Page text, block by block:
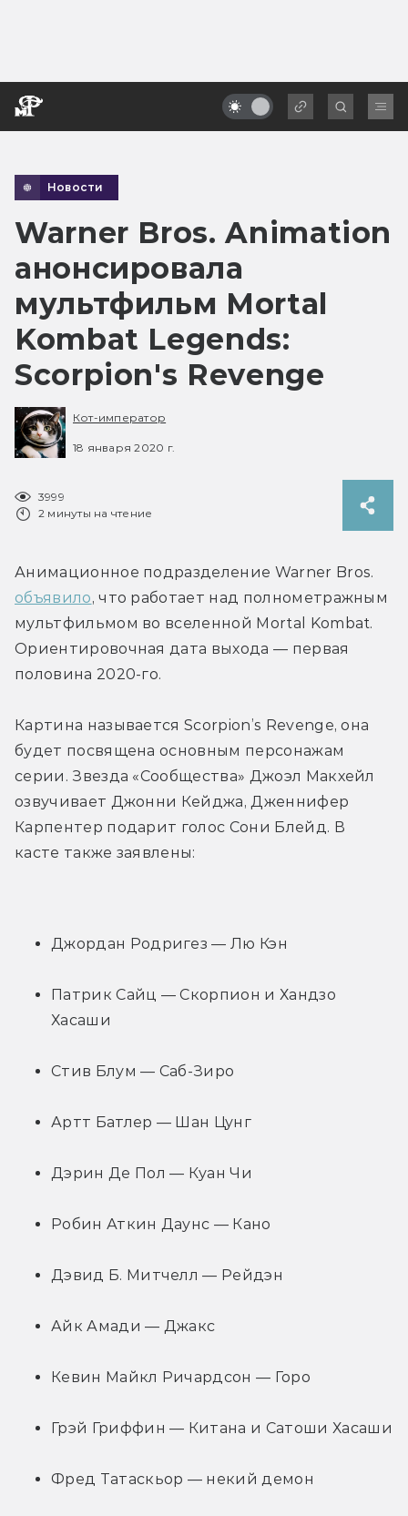
Новости
Warner Bros. Animation
анонсировала
мультфильм Mortal
Kombat Legends:
Scorpion's Revenge
Кот-император
18 января 2020 г.
3999
2 минуты на чтение
объявило, что работает над полнометражным
мультфильмом во вселенной Mortal Kombat.
Ориентировочная дата выхода — первая
половина 2020-го.
Картина называется Scorpion’s Revenge, она
будет посвящена основным персонажам
серии. Звезда «Сообщества» Джоэл Макхейл
озвучивает Джонни Кейджа, Дженнифер
Карпентер подарит голос Сони Блейд. В
касте также заявлены:
Джордан Родригез — Лю Кэн
Патрик Сайц — Скорпион и Хандзо
Хасаши
Стив Блум — Саб-Зиро
Артт Батлер — Шан Цунг
Дэрин Де Пол — Куан Чи
Робин Аткин Даунс — Кано
Дэвид Б. Митчелл — Рейдэн
Айк Амади — Джакс
Кевин Майкл Ричардсон — Горо
Грэй Гриффин — Китана и Сатоши Хасаши
Фред Татаскьор — некий демон